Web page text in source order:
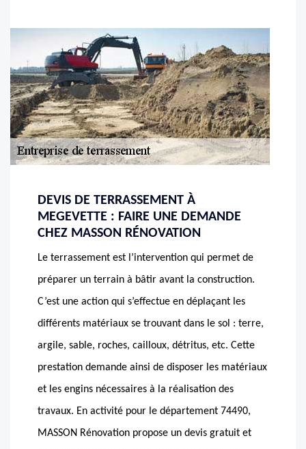
DEVIS DE TERRASSEMENT À
MEGEVETTE : FAIRE UNE DEMANDE
CHEZ MASSON RÉNOVATION
Le terrassement est l’intervention qui permet de
préparer un terrain à bâtir avant la construction.
C’est une action qui s’effectue en déplaçant les
différents matériaux se trouvant dans le sol : terre,
argile, sable, roches, cailloux, détritus, etc. Cette
prestation demande ainsi de disposer les matériaux
et les engins nécessaires à la réalisation des
travaux. En activité pour le département 74490,
MASSON Rénovation propose un devis gratuit et